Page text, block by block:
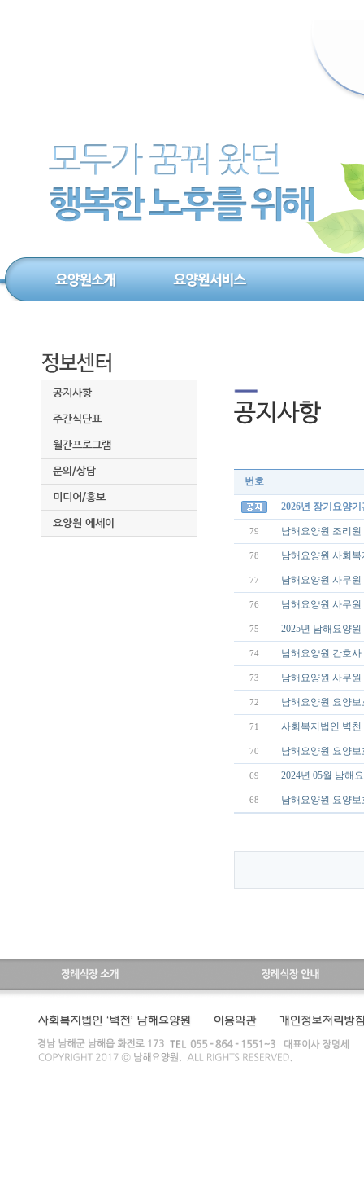
공지사항
주간식단표
월간프로그램
문의/상담
미디어/홍보
요양원 에세이
번호
2026년 장기요양
79 남해요양원 조리
78 남해요양원 사회
77 남해요양원 사무
76 남해요양원 사무
75 2025년 남해요양
74 남해요양원 간호
73 남해요양원 사무
72 남해요양원 요양
71 사회복지법인 벽
70 남해요양원 요양
69 2024년 05월 남해
68 남해요양원 요양